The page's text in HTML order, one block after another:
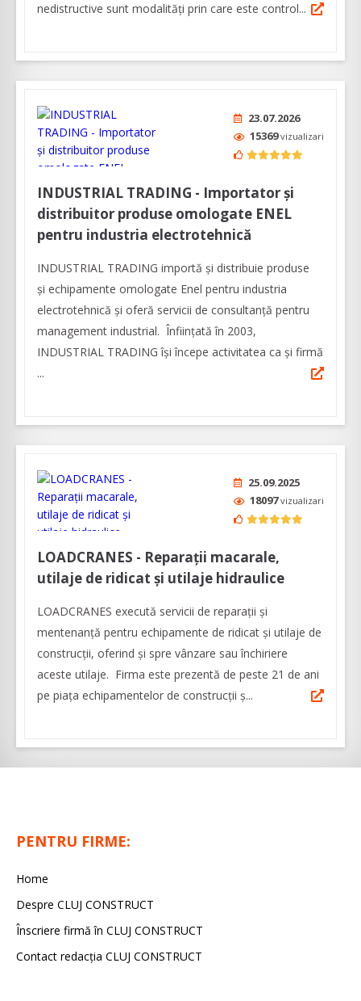
nedistructive sunt modalități prin care este control...
23.07.2026
15369vizualizari
INDUSTRIAL TRADING - Importator și
distribuitor produse omologate ENEL
pentru industria electrotehnică
INDUSTRIAL TRADING importă și distribuie produse
și echipamente omologate Enel pentru industria
electrotehnică și oferă servicii de consultanță pentru
management industrial. Înfiinţată în 2003,
INDUSTRIAL TRADING îşi începe activitatea ca şi firmă
...
25.09.2025
18097vizualizari
LOADCRANES - Reparații macarale,
utilaje de ridicat și utilaje hidraulice
LOADCRANES execută servicii de reparații și
mentenanță pentru echipamente de ridicat și utilaje de
construcții, oferind și spre vânzare sau închiriere
aceste utilaje. Firma este prezentă de peste 21 de ani
pe piața echipamentelor de construcții ș...
PENTRU FIRME:
Home
Despre CLUJ CONSTRUCT
Înscriere firmă în CLUJ CONSTRUCT
Contact redacția CLUJ CONSTRUCT